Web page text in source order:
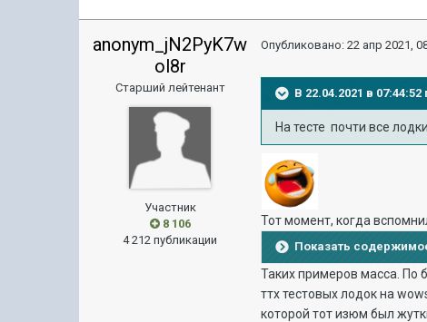
anonym_jN2PyK7w
ol8r
Старший лейтенант
Участник
8 106
4 212 публикации
Опубликовано:22 апр 2021,
В 22.04.2021 в
На тесте почти все
Тот момент, когда
Показать
Таких примеров масса. По
ттх тестовых лодок на
которой тот изюм был